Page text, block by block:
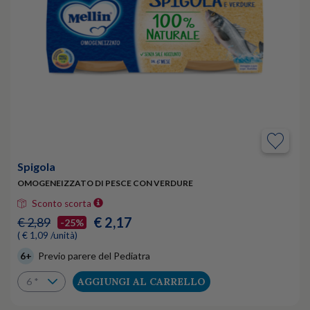
Spigola
OMOGENEIZZATO DI PESCE CON VERDURE
Sconto scorta
€ 2,89 -25% € 2,17
( € 1,09 /unità)
6+ Previo parere del Pediatra
AGGIUNGI AL CARRELLO